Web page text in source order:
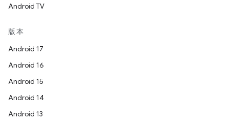
Android TV
版本
Android 17
Android 16
Android 15
Android 14
Android 13